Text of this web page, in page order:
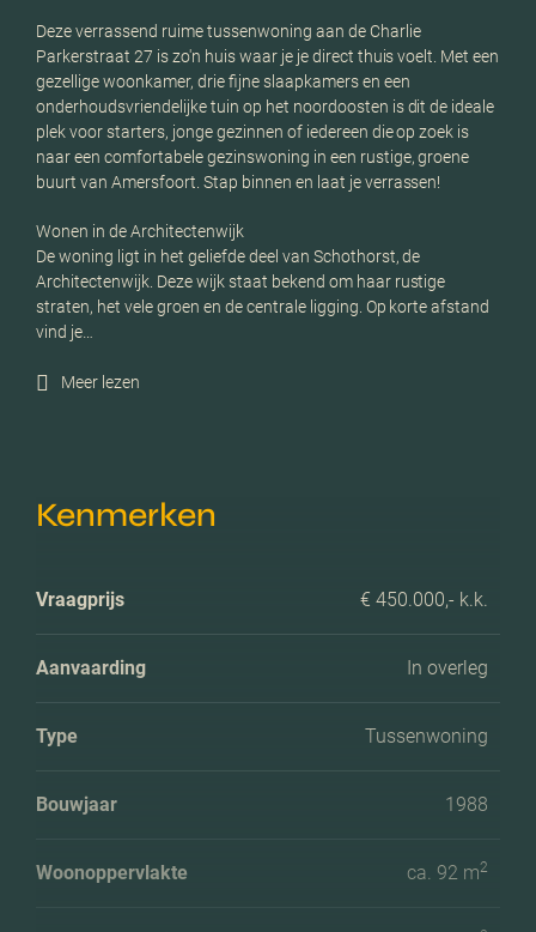
Deze verrassend ruime tussenwoning aan de Charlie
Parkerstraat 27 is zo'n huis waar je je direct thuis voelt. Met een
gezellige woonkamer, drie fijne slaapkamers en een
onderhoudsvriendelijke tuin op het noordoosten is dit de ideale
plek voor starters, jonge gezinnen of iedereen die op zoek is
naar een comfortabele gezinswoning in een rustige, groene
buurt van Amersfoort. Stap binnen en laat je verrassen!
Wonen in de Architectenwijk
De woning ligt in het geliefde deel van Schothorst, de
Architectenwijk. Deze wijk staat bekend om haar rustige
straten, het vele groen en de centrale ligging. Op korte afstand
vind je…
Meer lezen
Kenmerken
Vraagprijs € 450.000,- k.k.
Aanvaarding In overleg
Type Tussenwoning
Bouwjaar 1988
Woonoppervlakte ca. 92 m2